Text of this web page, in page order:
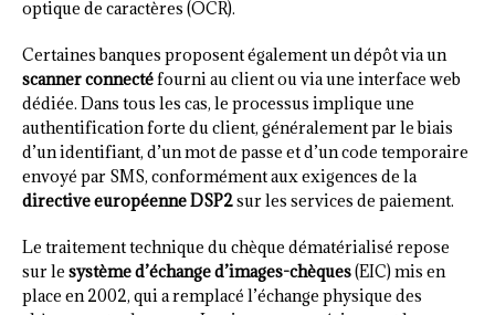
optique de caractères (OCR).
Certaines banques proposent également un dépôt via un
scanner connectéfourni au client ou via une interface web
dédiée. Dans tous les cas, le processus implique une
authentification forte du client, généralement par le biais
d’un identifiant, d’un mot de passe et d’un code temporaire
envoyé par SMS, conformément aux exigences de la
directive européenne DSP2sur les services de paiement.
Le traitement technique du chèque dématérialisé repose
sur le système d’échange d’images-chèques(EIC) mis en
place en 2002, qui a remplacé l’échange physique des